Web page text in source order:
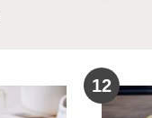
バター
12